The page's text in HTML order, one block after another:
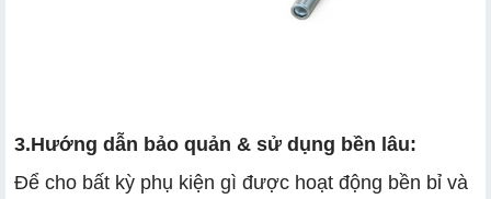
3.Hướng dẫn bảo quản & sử dụng bền lâu:
Để cho bất kỳ phụ kiện gì được hoạt động bền bỉ và